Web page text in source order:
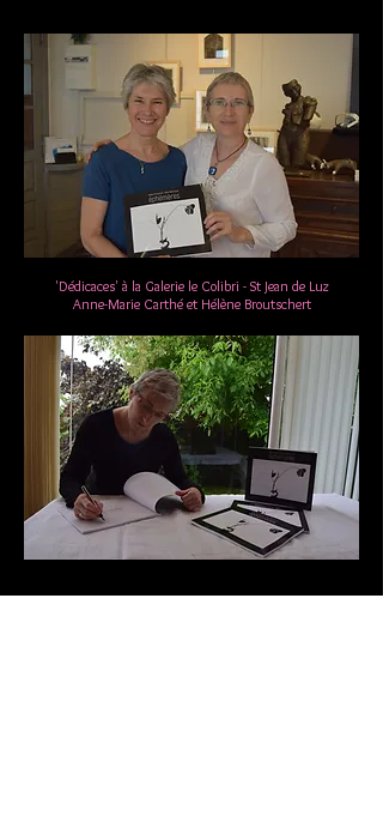
P
Dédicaces' à la Galerie le Colibri - St Jean de Luz'
Anne-Marie Carthé et Hélène Broutschert